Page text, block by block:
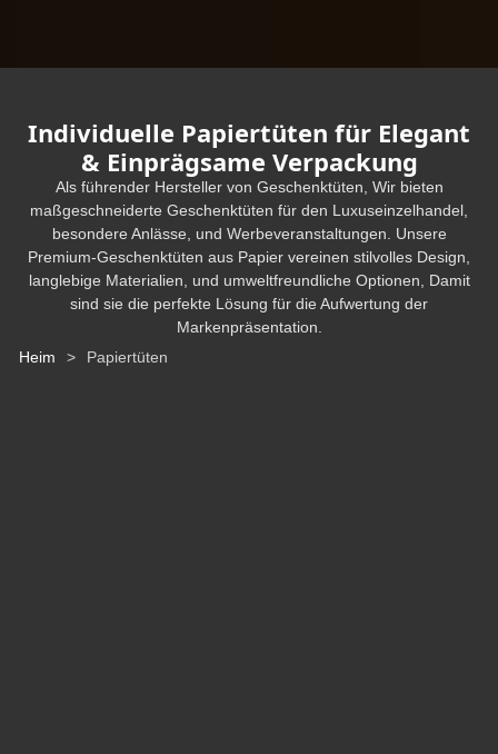
Individuelle Papiertüten für Elegant
& Einprägsame Verpackung
Als führender Hersteller von Geschenktüten, Wir bieten
maßgeschneiderte Geschenktüten für den Luxuseinzelhandel,
besondere Anlässe, und Werbeveranstaltungen. Unsere
Premium-Geschenktüten aus Papier vereinen stilvolles Design,
langlebige Materialien, und umweltfreundliche Optionen, Damit
sind sie die perfekte Lösung für die Aufwertung der
Markenpräsentation.
Heim
> Papiertüten